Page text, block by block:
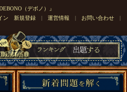
（デボノ）』
ン 新規登録 |運営情報 | お問い合わせ |